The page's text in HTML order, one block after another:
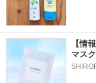
【情
マス